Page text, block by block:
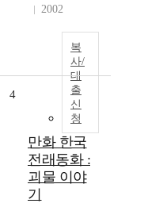
2002
복
사/
대
출
신
청
4
만화 한국
전래동화 :
괴물 이야
기